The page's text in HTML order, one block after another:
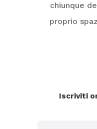
chiunque
proprio
Iscriviti